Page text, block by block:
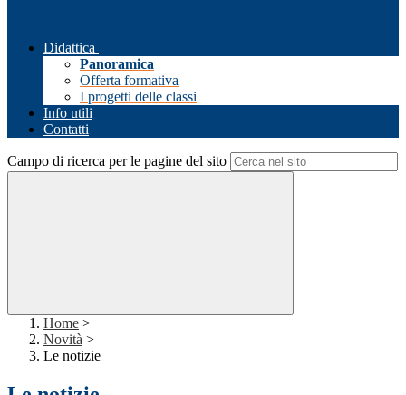
Didattica
Panoramica
Offerta formativa
I progetti delle classi
Info utili
Contatti
Campo di ricerca per le pagine del sito
Home >
Novità >
Le notizie